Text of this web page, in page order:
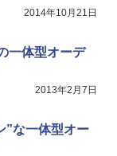
2014年10月21日
一体型オーデ
2013年2月7日
”な一体型オー